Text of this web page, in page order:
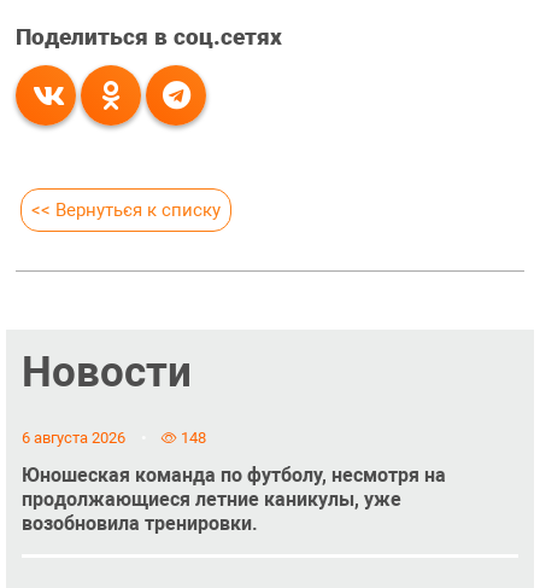
Поделиться в соц.сетях
<< Вернуться к списку
Новости
6 августа 2026 148
Юношеская команда по футболу, несмотря на
продолжающиеся летние каникулы, уже
возобновила тренировки.